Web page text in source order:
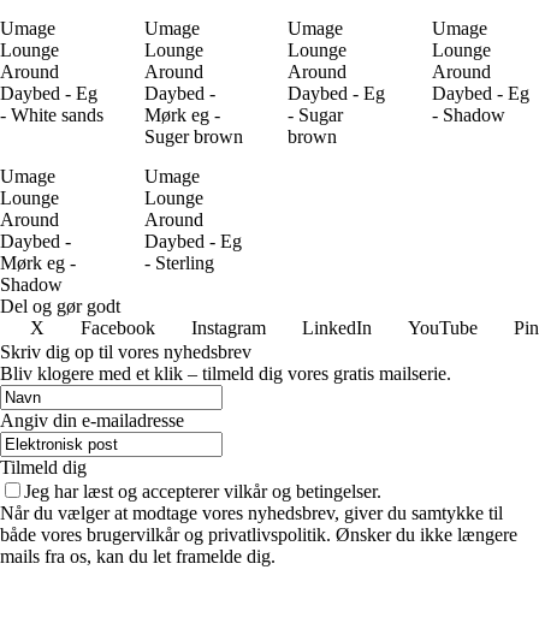
Umage
Lounge
Around
Daybed - Eg
- White sands
Umage
Lounge
Around
Daybed -
Mørk eg -
Suger brown
Umage
Lounge
Around
Daybed - Eg
- Sugar
brown
Umage
Lounge
Around
Daybed - Eg
- Shadow
Umage
Lounge
Around
Daybed -
Mørk eg -
Shadow
Umage
Lounge
Around
Daybed - Eg
- Sterling
Del og gør godt
X
Facebook Instagram LinkedIn YouTube
Skriv dig op til vores nyhedsbrev
Bliv klogere med et klik – tilmeld dig vores gratis mailserie.
Angiv din e-mailadresse
Tilmeld dig
Jeg har læst og accepterer vilkår og betingelser.
Når du vælger at modtage vores nyhedsbrev, giver du samtykke til
både vores brugervilkår og privatlivspolitik. Ønsker du ikke længere
mails fra os, kan du let framelde dig.